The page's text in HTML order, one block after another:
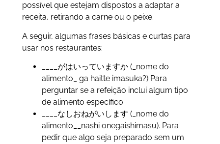
possível que estejam dispostos a adaptar a
receita, retirando a carne ou o peixe.
A seguir, algumas frases básicas e curtas para
usar nos restaurantes:
____がはいっていますか (_nome do
alimento_ ga haitte imasuka?) Para
perguntar se a refeição inclui algum tipo
de alimento específico.
____なしおねがいします (_nome do
alimento__nashi onegaishimasu). Para
pedir que algo seja preparado sem um